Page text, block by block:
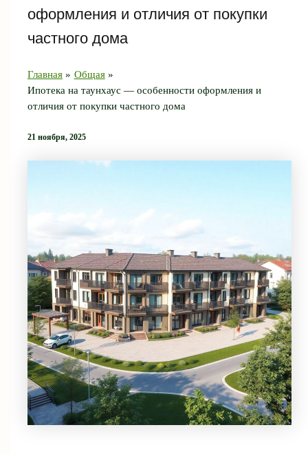
оформления и отличия от покупки
частного дома
Главная
Общая
Ипотека на таунхаус — особенности оформления и
отличия от покупки частного дома
21 ноября, 2025